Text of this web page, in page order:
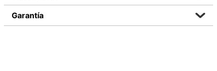
Garantía